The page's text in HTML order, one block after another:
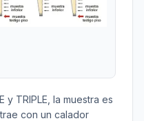
y TRIPLE, la muestra es
con un calador